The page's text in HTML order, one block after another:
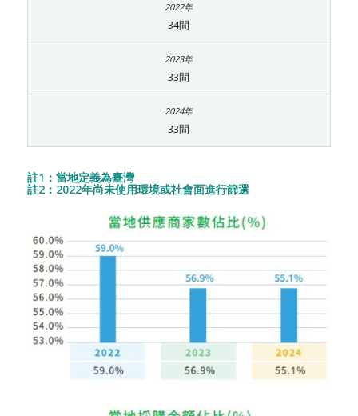
34間
33間
33間
註1：當地定義為臺灣
註2：2022年尚未使用環境或社會面進行篩選